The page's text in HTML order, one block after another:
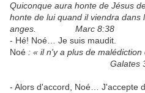
Quiconque aura honte de Jésus
honte de lui quand il viendra
anges. Marc 8:38
- Hé! Noé… Je suis maudit.
Noé : « il n'y a plus de malédiction
Galates
- Alors d'accord, Noé… J'accepte